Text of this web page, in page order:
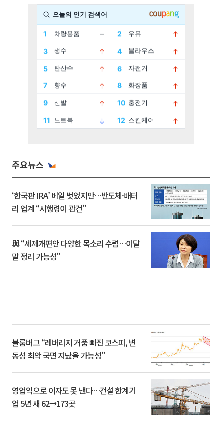
주요뉴스
‘한국판 IRA’ 베일 벗었지만…반도체·배터
리 업계 “시행령이 관건”
與 “세제개편안 다양한 목소리 수렴…이달
말 정리 가능성”
블룸버그 “레버리지 거품 빠진 코스피, 변
동성 최악 국면 지났을 가능성”
영업익으로 이자도 못 낸다…건설 한계기
업 5년 새 62→173곳